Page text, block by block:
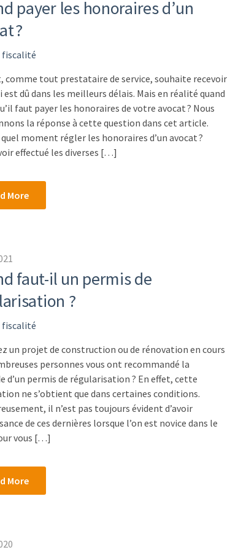
payer les honoraires d’un
?
comme tout prestataire de service, souhaite recevoir
est dû dans les meilleurs délais. Mais en réalité quand
faut payer les honoraires de votre avocat ? Nous
la réponse à cette question dans cet article.
quel moment régler les honoraires d’un avocat ?
effectué les diverses […]
More
faut-il un permis de
?
un projet de construction ou de rénovation en cours
personnes vous ont recommandé la
d’un permis de régularisation ? En effet, cette
ne s’obtient que dans certaines conditions.
il n’est pas toujours évident d’avoir
de ces dernières lorsque l’on est novice dans le
vous […]
More